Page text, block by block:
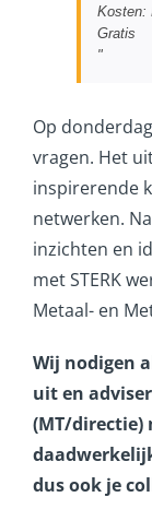
Kosten:
Gratis
Op
vragen. Het
inspirerende
netwerken.
inzichten en
met STERK
Metaal- en
Wij nodigen
uit en
(MT/directie)
dus ook je